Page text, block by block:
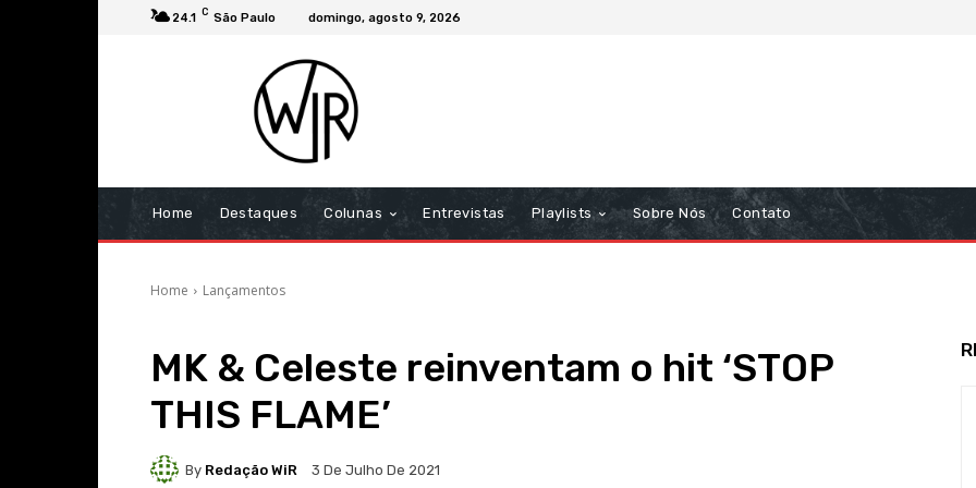
24.1 C São Paulo domingo, agosto 9, 2026
Home Destaques Colunas Entrevistas Playlists Sobre Nós Contato
Home Lançamentos
MK & Celeste reinventam o hit ‘STOP
THIS FLAME’
By Redação WiR 3 De Julho De 2021